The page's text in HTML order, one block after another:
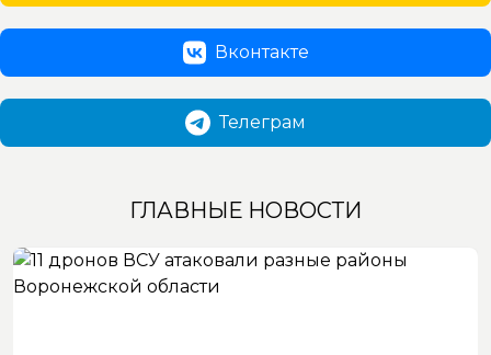
Вконтакте
Телеграм
ГЛАВНЫЕ НОВОСТИ